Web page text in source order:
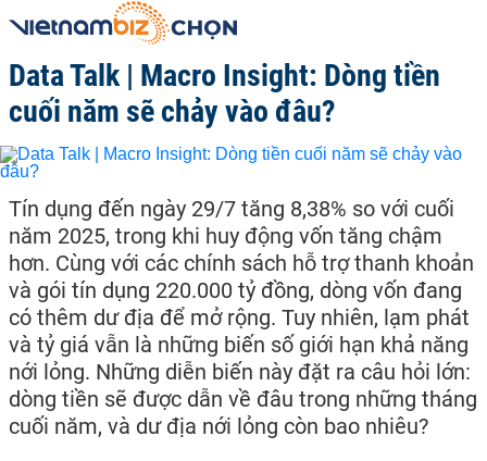
Data Talk | Macro Insight: Dòng tiền
cuối năm sẽ chảy vào đâu?
Tín dụng đến ngày 29/7 tăng 8,38% so với cuối
năm 2025, trong khi huy động vốn tăng chậm
hơn. Cùng với các chính sách hỗ trợ thanh khoản
và gói tín dụng 220.000 tỷ đồng, dòng vốn đang
có thêm dư địa để mở rộng. Tuy nhiên, lạm phát
và tỷ giá vẫn là những biến số giới hạn khả năng
nới lỏng. Những diễn biến này đặt ra câu hỏi lớn:
dòng tiền sẽ được dẫn về đâu trong những tháng
cuối năm, và dư địa nới lỏng còn bao nhiêu?